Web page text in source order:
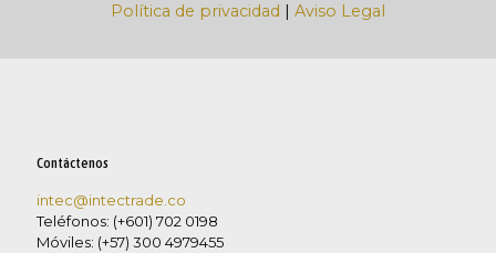
Política de privacidad | Aviso Legal
Contáctenos
intec@intectrade.co
Teléfonos: (+601) 702 0198
Móviles: (+57) 300 4979455